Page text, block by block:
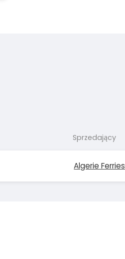
Sprzedający
Algerie Ferries